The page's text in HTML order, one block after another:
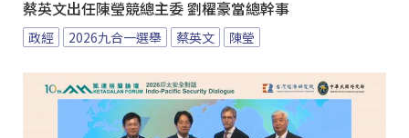
蔡英文出任陳瑩競總主委 劉櫂豪當總幹事
政經 2026九合一選舉 蔡英文 陳瑩